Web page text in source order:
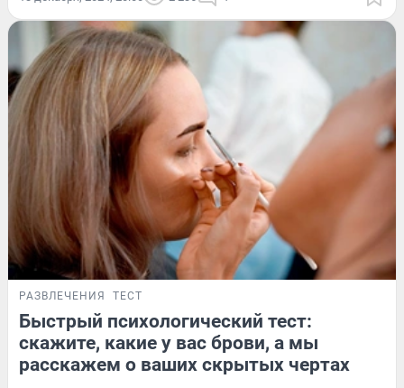
РАЗВЛЕЧЕНИЯ ТЕСТ
Быстрый психологический тест:
скажите, какие у вас брови, а мы
расскажем о ваших скрытых чертах